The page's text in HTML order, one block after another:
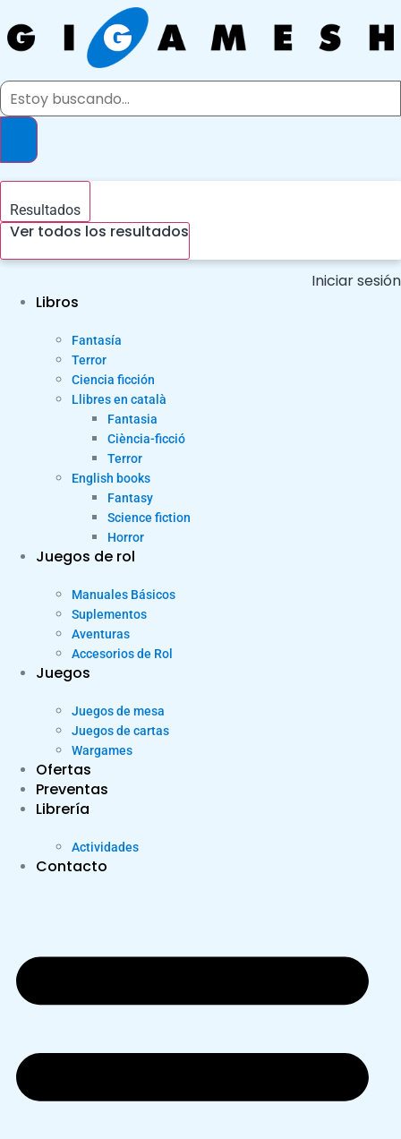
al
contenido
Search
Resultados
Ver todos los resultados
Iniciar sesión
Libros
Fantasía
Terror
Ciencia ficción
Llibres en català
Fantasia
Ciència-ficció
Terror
English books
Fantasy
Science fiction
Horror
Juegos de rol
Manuales Básicos
Suplementos
Aventuras
Accesorios de Rol
Juegos
Juegos de mesa
Juegos de cartas
Wargames
Ofertas
Preventas
Librería
Actividades
Contacto